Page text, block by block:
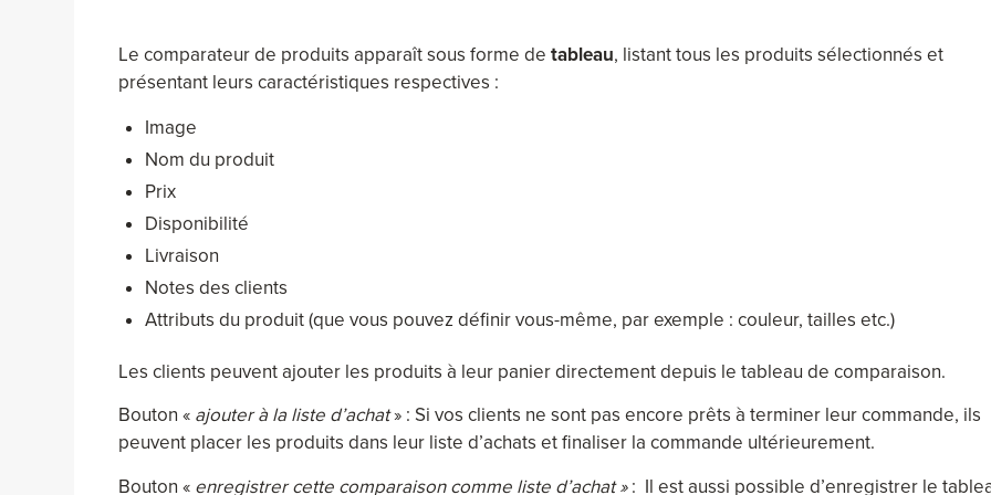
Le comparateur de produits apparaît sous forme de tableau, listant tous les produits sélectionnés et
présentant leurs caractéristiques respectives :
Image
Nom du produit
Prix
Disponibilité
Livraison
Notes des clients
Attributs du produit (que vous pouvez définir vous-même, par exemple : couleur, tailles etc.)
Les clients peuvent ajouter les produits à leur panier directement depuis le tableau de comparaison.
Bouton « ajouter à la liste d’achat» : Si vos clients ne sont pas encore prêts à terminer leur commande, ils
peuvent placer les produits dans leur liste d’achats et finaliser la commande ultérieurement.
Bouton « enregistrer cette comparaison comme liste d’achat »: Il est aussi possible d’enregistrer le